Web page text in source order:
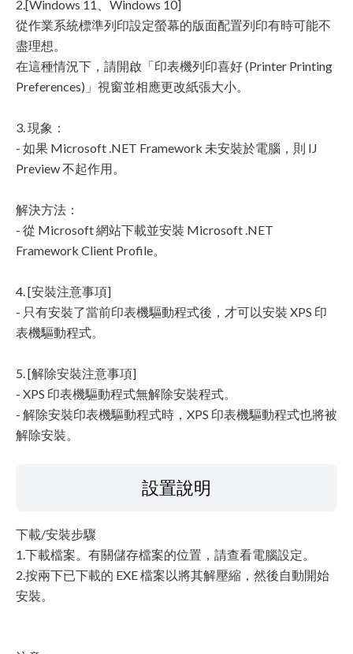
2.[Windows 11、Windows 10]
從作業系統標準列印設定螢幕的版面配置列印有時可能不
盡理想。
在這種情況下，請開啟「印表機列印喜好 (Printer Printing
Preferences)」視窗並相應更改紙張大小。
3. 現象：
- 如果 Microsoft .NET Framework 未安裝於電腦，則 IJ
Preview 不起作用。
解決方法：
- 從 Microsoft 網站下載並安裝 Microsoft .NET
Framework Client Profile。
4. [安裝注意事項]
- 只有安裝了當前印表機驅動程式後，才可以安裝 XPS 印
表機驅動程式。
5. [解除安裝注意事項]
- XPS 印表機驅動程式無解除安裝程式。
- 解除安裝印表機驅動程式時，XPS 印表機驅動程式也將被
解除安裝。
設置說明
下載/安裝步驟
1.下載檔案。有關儲存檔案的位置，請查看電腦設定。
2.按兩下已下載的 EXE 檔案以將其解壓縮，然後自動開始
安裝。